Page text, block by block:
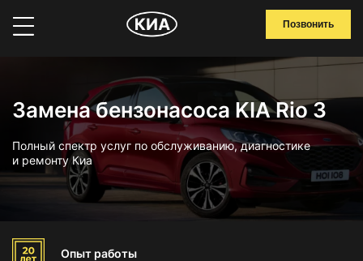
Позвонить
Замена бензонасоса KIA Rio 3
Полный спектр услуг по обслуживанию, диагностике
и ремонту Киа
Опыт работы